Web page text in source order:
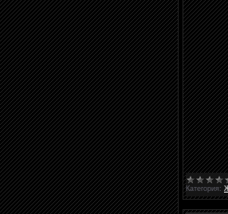
Категория: